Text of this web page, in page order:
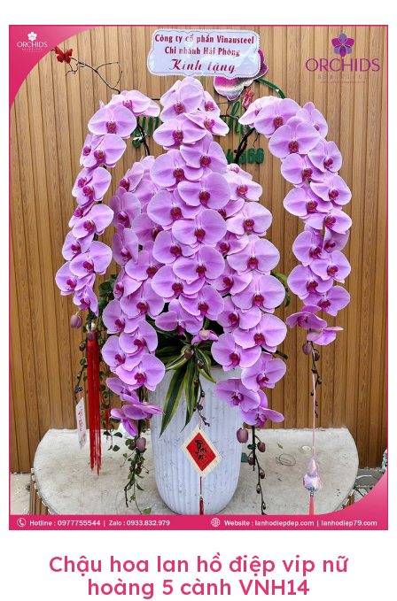
• Giá trên được miễn ship giao trong nội thành,
miễn phí in thiệp - banner theo yêu cầu khách
hàng.
• Beautiful Orchids liên kết với các cửa hàng
trên toàn quốc để phục vụ giao hoa tận nơi, mỗi
khu vực sẽ có mức giá khác nhau (tùy vào chi
phí mặt bằng, nguyên vật liệu,..) nên giá có thể sẽ
thay đổi so với giá niêm yết trên website. Khách
hàng ở Tỉnh thành khác vui lòng chủ động hỏi lại
giá trước khi đặt hàng, shop sẽ chủ động báo giá
chính xác khi có địa chỉ giao hàng cụ thể.
Chậu hoa lan hồ điệp vip nữ
hoàng 5 cành VNH14